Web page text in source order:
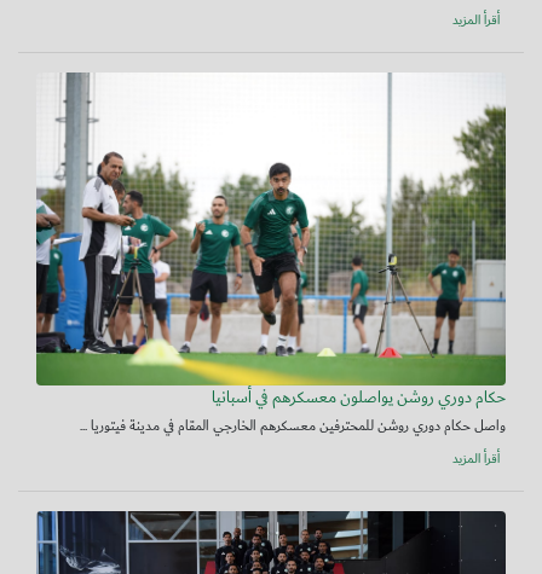
أقرأ المزيد
حكام دوري روشن يواصلون معسكرهم في أسبانيا
واصل حكام دوري روشن للمحترفين معسكرهم الخارجي المقام في مدينة فيتوريا ...
أقرأ المزيد